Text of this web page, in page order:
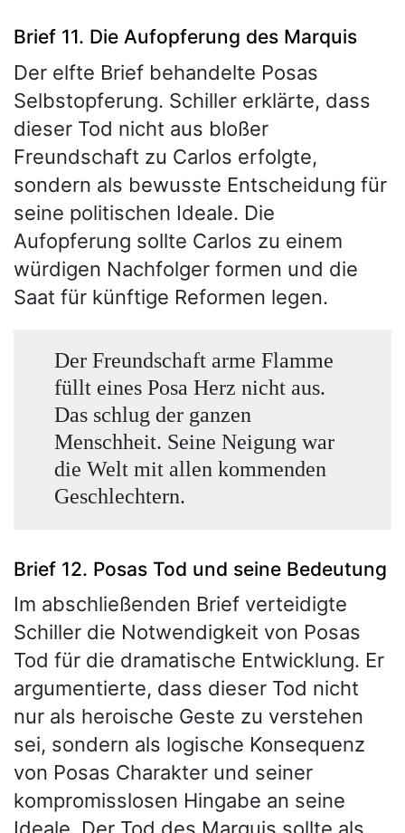
Brief 11. Die Aufopferung des Marquis
Der elfte Brief behandelte Posas
Selbstopferung. Schiller erklärte, dass
dieser Tod nicht aus bloßer
Freundschaft zu Carlos erfolgte,
sondern als bewusste Entscheidung für
seine politischen Ideale. Die
Aufopferung sollte Carlos zu einem
würdigen Nachfolger formen und die
Saat für künftige Reformen legen.
Der Freundschaft arme Flamme
füllt eines Posa Herz nicht aus.
Das schlug der ganzen
Menschheit. Seine Neigung war
die Welt mit allen kommenden
Geschlechtern.
Brief 12. Posas Tod und seine Bedeutung
Im abschließenden Brief verteidigte
Schiller die Notwendigkeit von Posas
Tod für die dramatische Entwicklung. Er
argumentierte, dass dieser Tod nicht
nur als heroische Geste zu verstehen
sei, sondern als logische Konsequenz
von Posas Charakter und seiner
kompromisslosen Hingabe an seine